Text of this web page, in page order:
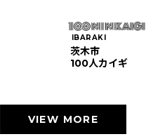
IBARAKI
茨木市
100人カイギ
VIEW MORE